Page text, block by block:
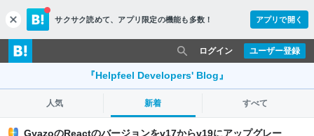
c
l
o
s
サクサク読めて、 アプリ限定の機能も多数！ アプリで開く
ユーザー登録
ログイン
『Helpfeel Developers' Blog』
人気 新着 すべて
GyazoのReactのバージョンをv17からv19にアップグレー